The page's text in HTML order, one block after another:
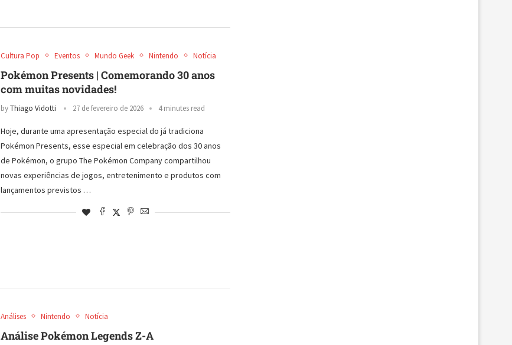
Cultura Pop Eventos Mundo Geek Nintendo Notícia
Pokémon Presents | Comemorando 30 anos
com muitas novidades!
byThiago Vidotti 27 de fevereiro de 2026 4 minutes read
Hoje, durante uma apresentação especial do já tradiciona
Pokémon Presents, esse especial em celebração dos 30 anos
de Pokémon, o grupo The Pokémon Company compartilhou
novas experiências de jogos, entretenimento e produtos com
lançamentos previstos …
Análises Nintendo Notícia
Análise Pokémon Legends Z-A